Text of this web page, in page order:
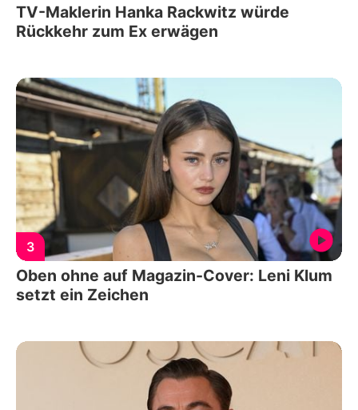
TV-Maklerin Hanka Rackwitz würde
Rückkehr zum Ex erwägen
3
Oben ohne auf Magazin-Cover: Leni Klum
setzt ein Zeichen